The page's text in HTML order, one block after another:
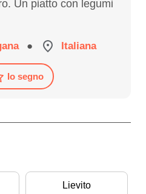
Un piatto con legumi
● Italiana
Io segno
Lievito